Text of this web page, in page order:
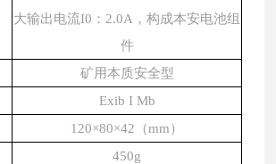
大输出电流I0：2.0A，构成本安电池组
件
矿用本质安全型
Exib I Mb
120×80×42（mm）
450g